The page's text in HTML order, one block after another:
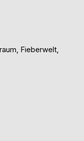
Fieberwelt,